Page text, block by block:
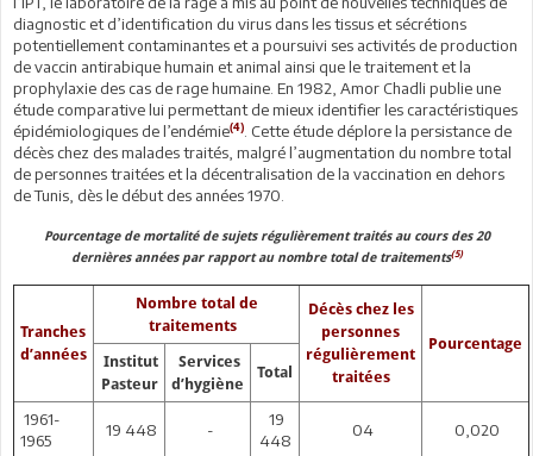
diagnostic et d’identification du virus dans les tissus et sécrétions
potentiellement contaminantes et a poursuivi ses activités de production
de vaccin antirabique humain et animal ainsi que le traitement et la
prophylaxie des cas de rage humaine. En 1982, Amor Chadli publie une
étude comparative lui permettant de mieux identifier les caractéristiques
épidémiologiques de l’endémie(4)
. Cette étude déplore la persistance de
décès chez des malades traités, malgré l’augmentation du nombre total
de personnes traitées et la décentralisation de la vaccination en dehors
de Tunis, dès le début des années 1970.
Pourcentage de mortalité de sujets régulièrement traités au cours des 20
dernières années par rapport au nombre total de traitements(5)
Tranches
d’années
Nombre total de
traitements
Décès chez les
personnes
régulièrement
traitées
Pourcentage
Institut
Pasteur
Services
d’hygiène
Total
1961-
1965
19 448 -
19
448
04 0,020